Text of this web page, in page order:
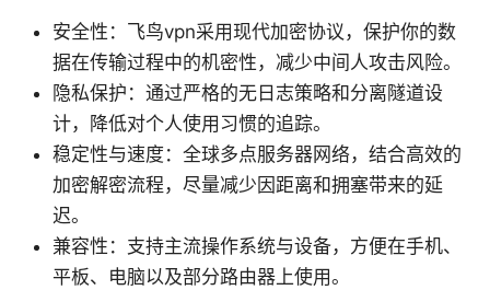
安全性：飞鸟vpn采用现代加密协议，保护你的数
据在传输过程中的机密性，减少中间人攻击风险。
隐私保护：通过严格的无日志策略和分离隧道设
计，降低对个人使用习惯的追踪。
稳定性与速度：全球多点服务器网络，结合高效的
加密解密流程，尽量减少因距离和拥塞带来的延
迟。
兼容性：支持主流操作系统与设备，方便在手机、
平板、电脑以及部分路由器上使用。